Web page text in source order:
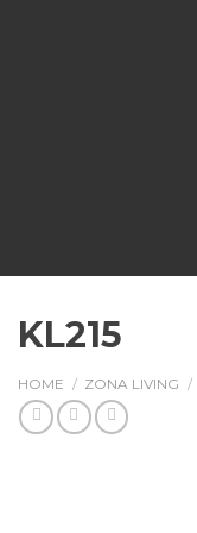
KL215
HOME / ZONA LIVING /